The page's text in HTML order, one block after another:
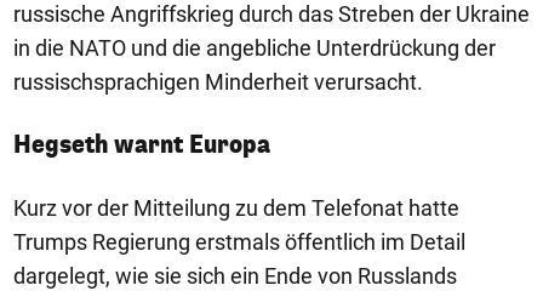
russische Angriffskrieg durch das Streben der Ukraine
in die NATO und die angebliche Unterdrückung der
russischsprachigen Minderheit verursacht.
Hegseth warnt Europa
Kurz vor der Mitteilung zu dem Telefonat hatte
Trumps Regierung erstmals öffentlich im Detail
dargelegt, wie sie sich ein Ende von Russlands